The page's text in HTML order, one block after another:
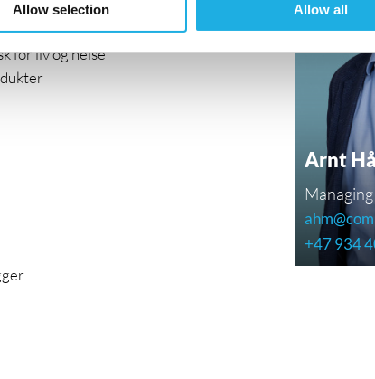
Allow selection Allow all
for liv og helse
Arnt
+47 934